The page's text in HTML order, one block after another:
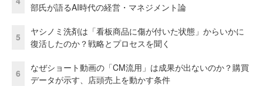
部氏が語るAI時代の経営・マネジメント論
5
ヤシノミ洗剤は「看板商品に傷が付いた状態」からいかに
復活したのか？戦略とプロセスを聞く
6
なぜショート動画の「CM流用」は成果が出ないのか？購買
データが示す、店頭売上を動かす条件